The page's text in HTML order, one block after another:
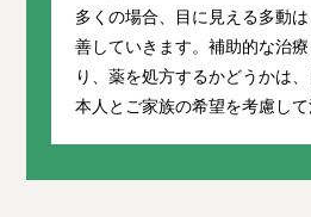
多くの場合、目に見える多動
善していきます。補助的な治
り、薬を処方するかどうかは、
本人とご家族の希望を考慮して